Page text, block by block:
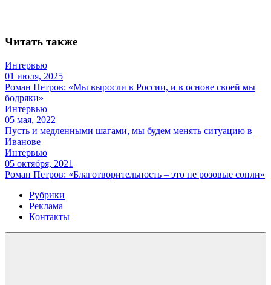
Читать также
Интервью
01 июля, 2025
Роман Петров: «Мы выросли в России, и в основе своей мы
бодряки»
Интервью
05 мая, 2022
Пусть и медленными шагами, мы будем менять ситуацию в
Иванове
Интервью
05 октября, 2021
Роман Петров: «Благотворительность – это не розовые сопли»
Рубрики
Реклама
Контакты